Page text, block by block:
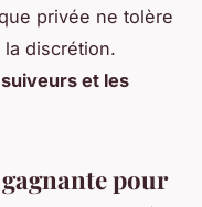
privée ne tolère
discrétion.
et les
pour